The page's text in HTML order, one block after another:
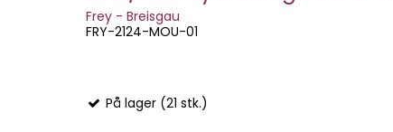
Frey - Breisgau
FRY-2124-MOU-01
På lager (21 stk.)